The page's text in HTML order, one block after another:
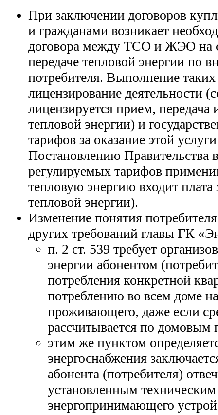
При заключении договоров
и гражданами возникает
договора между ТСО и ЖЭО на
передаче тепловой энергии по
потребителя. Выполнение таких
лицензирование деятельности
лицензируется прием, передача
тепловой энергии) и
тарифов за оказание этой
Постановлению Правительства
регулируемых тарифов
тепловую энергию входит плата
тепловой энергии).
Изменение понятия
других требований главы ГК
п. 2 ст. 539 требует
энергии абонентом
потребления конкретной
потреблению во всем доме
проживающего, даже если
рассчитывается по домовым
этим же пунктом
энергоснабжения
абонента (потребителя)
установленным
энергопринимающего